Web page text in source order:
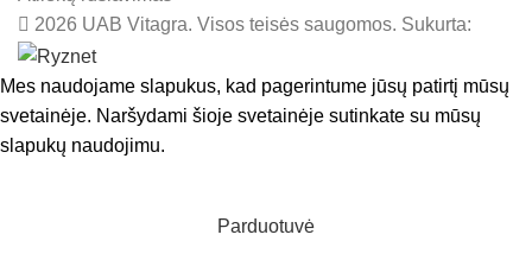
2026 UAB Vitagra. Visos teisės saugomos. Sukurta:
Mes naudojame slapukus, kad pagerintume jūsų patirtį mūsų
svetainėje. Naršydami šioje svetainėje sutinkate su mūsų
slapukų naudojimu.
Parduotuvė